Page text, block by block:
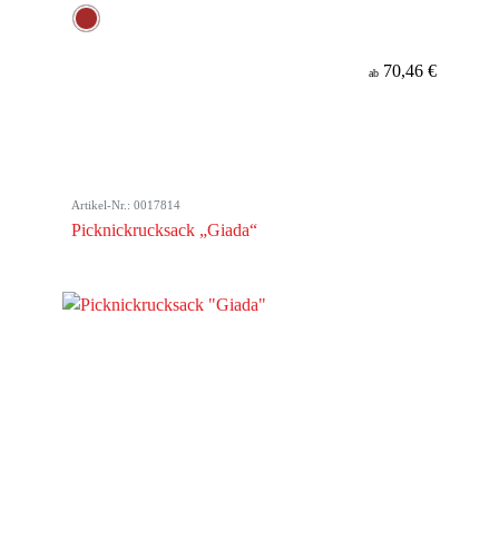
ab 70,46 €
Artikel-Nr.: 0017814
Picknickrucksack „Giada“